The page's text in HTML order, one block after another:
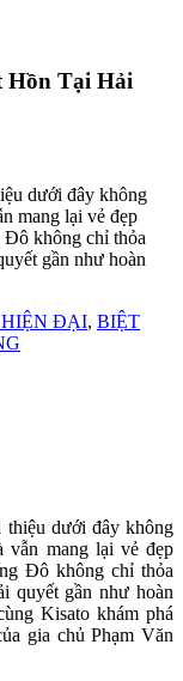
Hồn Tại Hải
dưới đây không
mang lại vẻ đẹp
Đô không chỉ thỏa
gần như hoàn
ĐẠI, BIỆT
dưới đây không
vẫn mang lại vẻ đẹp
Đô không chỉ thỏa
quyết gần như hoàn
Kisato khám phá
gia chủ Phạm Văn